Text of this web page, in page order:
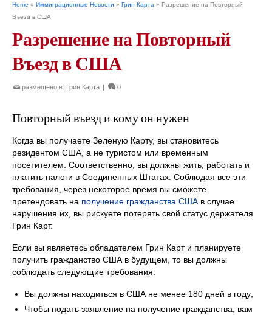
Home » Иммиграционные Новости » Грин Карта » Разрешение на Повторный
Въезд в США
Разрешение на Повторный
Въезд в США
размещено в: Грин Карта | 0
Повторный въезд и кому он нужен
Когда вы получаете Зеленую Карту, вы становитесь
резидентом США, а не туристом или временным
посетителем. Соответственно, вы должны жить, работать и
платить налоги в Соединенных Штатах. Соблюдая все эти
требования, через некоторое время вы сможете
претендовать на получение гражданства США в случае
нарушения их, вы рискуете потерять свой статус держателя
Грин Карт.
Если вы являетесь обладателем Грин Карт и планируете
получить гражданство США в будущем, то вы должны
соблюдать следующие требования:
Вы должны находиться в США не менее 180 дней в году;
Чтобы подать заявление на получение гражданства, вам